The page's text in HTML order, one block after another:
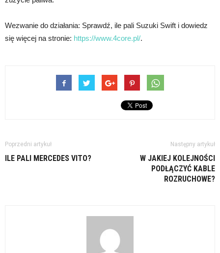
Wezwanie do działania: Sprawdź, ile pali Suzuki Swift i dowiedz
się więcej na stronie: https://www.4core.pl/.
Poprzedni artykuł
ILE PALI MERCEDES VITO?
Następny artykuł
W JAKIEJ KOLEJNOŚCI
PODŁĄCZYĆ KABLE
ROZRUCHOWE?